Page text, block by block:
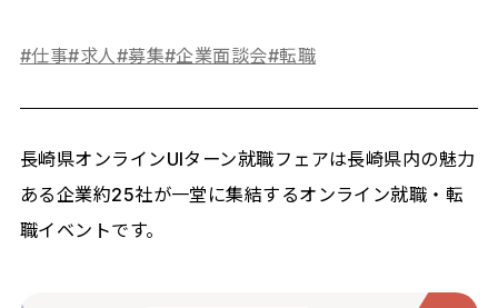
#仕事#求人 #募集#企業面談会#転職
長崎県オンラインUIターン就職フェアは長崎県内の魅力
ある企業約25社が一堂に集結するオンライン就職・転
職イベントです。